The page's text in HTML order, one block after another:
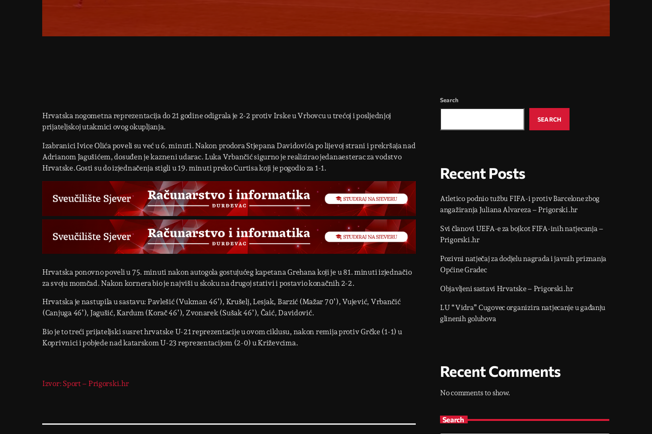
Hrvatska nogometna reprezentacija do 21 godine odigrala je 2-2 protiv Irske u Vrbovcu u trećoj i posljednjoj
prijateljskoj utakmici ovog okupljanja.
Izabranici Ivice Olića poveli su već u 6. minuti. Nakon prodora Stjepana Davidovića po lijevoj strani i prekršaja nad
Adrianom Jagušićem, dosuđen je kazneni udarac. Luka Vrbančić sigurno je realizirao jedanaesterac za vodstvo
Hrvatske.Gosti su do izjednačenja stigli u 19. minuti preko Curtisa koji je pogodio za 1-1.
Hrvatska ponovno poveli u 75. minuti nakon autogola gostujućeg kapetana Grehana koji je u 81. minuti izjednačio
za svoju momčad. Nakon kornera bio je najviši u skoku na drugoj stativi i postavio konačnih 2-2.
Hrvatska je nastupila u sastavu: Pavlešić (Vukman 46’), Krušelj, Lesjak, Barzić (Mažar 70’), Vujević, Vrbančić
(Canjuga 46’), Jagušić, Kardum (Korač 46’), Zvonarek (Sušak 46’), Čaić, Davidović.
Bio je to treći prijateljski susret hrvatske U-21 reprezentacije u ovom ciklusu, nakon remija protiv Grčke (1-1) u
Koprivnici i pobjede nad katarskom U-23 reprezentacijom (2-0) u Križevcima.
Izvor: Sport – Prigorski.hr
Search
SEARCH
Recent Posts
Atletico podnio tužbu FIFA-i protiv Barcelone zbog
angažiranja Juliana Alvareza – Prigorski.hr
Svi članovi UEFA-e za bojkot FIFA-inih natjecanja –
Prigorski.hr
Pozivni natječaj za dodjelu nagrada i javnih priznanja
Općine Gradec
Objavljeni sastavi Hrvatske – Prigorski.hr
LU “Vidra” Cugovec organizira natjecanje u gađanju
glinenih golubova
Recent Comments
No comments to show.
Search